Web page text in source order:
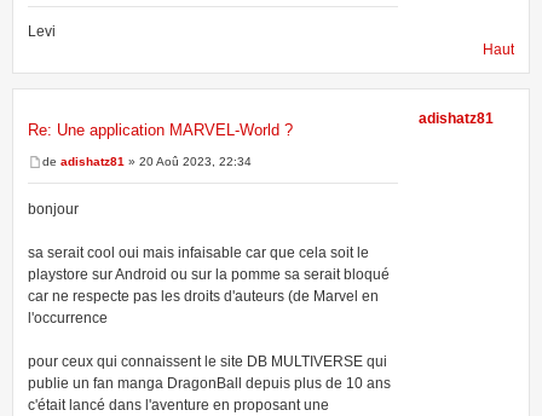
Levi
Haut
Re: Une application MARVEL-World ?
de adishatz81 » 20 Aoû 2023, 22:34
bonjour
sa serait cool oui mais infaisable car que cela soit le
playstore sur Android ou sur la pomme sa serait bloqué
car ne respecte pas les droits d'auteurs (de Marvel en
l'occurrence
pour ceux qui connaissent le site DB MULTIVERSE qui
publie un fan manga DragonBall depuis plus de 10 ans
c'était lancé dans l'aventure en proposant une
adishatz81